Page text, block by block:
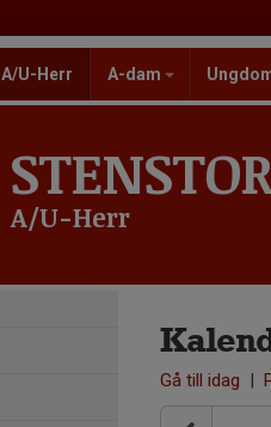
A/U-Herr A-dam
A/U-Herr
Gå till idag |